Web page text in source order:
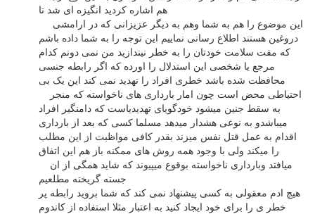
هم اشاره کردید انگیزه ای شد تا
دروغین هستند اطلاع رسانی نماییم این توجه را به شما داده باشم
که مفت سلامت خودتان را به خطر نیندازید من نمی دونم کدام
مرجع یا شخصی این استدلال را اورده که اگر رابطه جنسی
محافظت شده باشد خطری افراد را تهدید نمی کند این یک بی
به سقط جنین میشود خودگویای تهدیدیاست که دامنگیر افراد
میباشدو به نوعی هشدار میدهد مسلما کسی که بعد از بارداری
اقدام به عمل قتل نفس میزند بقدر کافی مواظبت از این مطلب
جسته گریخته مطلعیم
هیچ ادم معقولی به کسی پیشنهاد نمی کند که شما بروید رابطه پر
خطر ی را برای خود ایجاد کنید به اعتبار مثلا استفاده از کاندوم